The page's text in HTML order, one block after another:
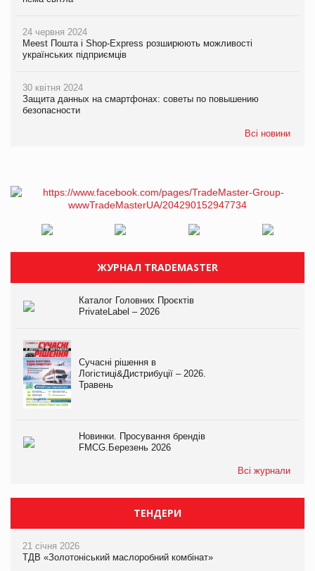
24 червня 2024
Meest Пошта і Shop-Express розширюють можливості
українських підприємців
30 квітня 2024
Защита данных на смартфонах: советы по повышению
безопасности
Всі новини
ЖУРНАЛ TRADEMASTER
Каталог Головних Проєктів
PrivateLabel – 2026
Сучасні рішення в
Логістиці&Дистрибуції – 2026.
Травень
Новинки. Просування брендів
FMCG.Березень 2026
Всі журнали
ТЕНДЕРИ
21 січня 2026
ТДВ «Золотоніський маслоробний комбінат»